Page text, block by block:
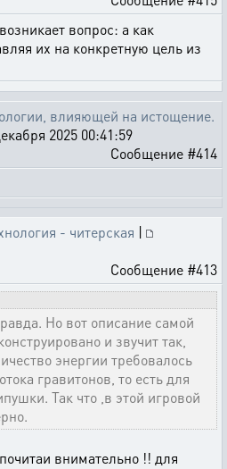
вопрос: а как
их на конкретную цель из
влияющей на истощение.
2025 00:41:59
Сообщение #414
- читерская |
Сообщение #413
Но вот описание самой
и звучит так,
энергии требовалось
гравитонов, то есть для
Так что ,в этой игровой
внимательно !! для